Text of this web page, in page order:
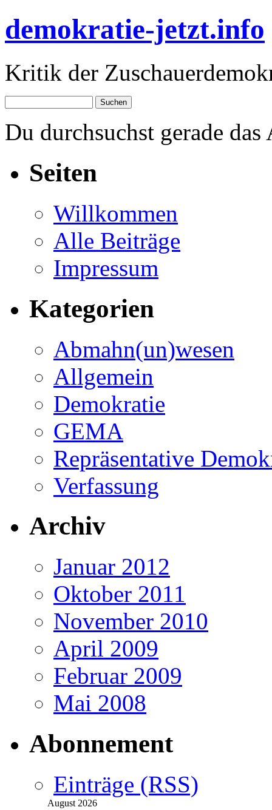
demokratie-jetzt.info
Kritik der
Du durchsuchst gerade
Seiten
Willkommen
Alle Beiträge
Impressum
Kategorien
Abmahn(un)wesen
Allgemein
Demokratie
GEMA
Repräsentative
Verfassung
Archiv
Januar 2012
Oktober 2011
November 2010
April 2009
Februar 2009
Mai 2008
Abonnement
Einträge (RSS)
August 2026